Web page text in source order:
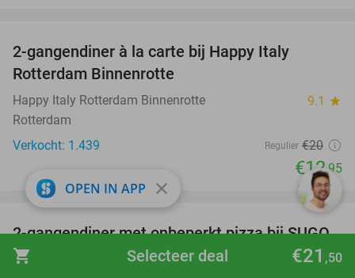
shopping_cart €21 ,50
Selecteer deal
2-gangendiner à la carte bij Happy Italy
Rotterdam Binnenrotte
Happy Italy Rotterdam Binnenrotte 9.1 star
Rotterdam
Verkocht: 1.439
Regulier €20
€12,95
51%
favorite_border
2-gangendiner met onbeperkt pizza bij SUGO
SUGO Pizza Rotterdam Aert van Nesstraat 9.2star
OPEN IN APP close